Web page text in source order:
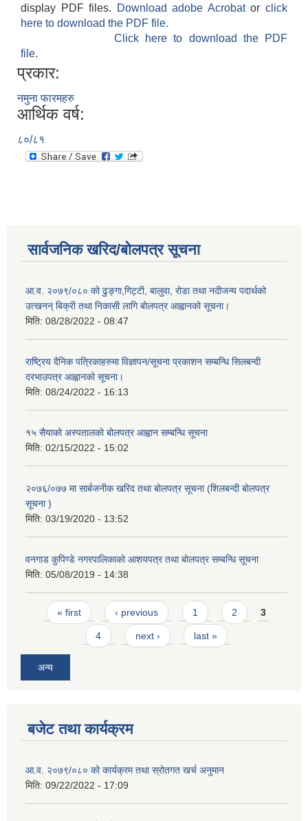
display PDF files.
Download adobe Acrobatorclick
here to download the PDF file.
Click here to download the PDF
file.
प्रकार:
नमुना फारमहरु
आर्थिक वर्ष:
८०/८१
सार्वजनिक खरिद/बोलपत्र सूचना
आ.व. २०७९/०८० को ढुङ्गा,गिट्टी, बालुवा, रोडा तथा नदीजन्य पदार्थको
उत्खनन् बिक्री तथा निकासी लागि बोलपत्र आह्वानको सूचना।
मिति: 08/28/2022 - 08:47
राष्ट्रिय दैनिक पत्रिकाहरुमा विज्ञापन/सूचना प्रकाशन सम्बन्धि सिलबन्दी
दरभाउपत्र आह्वानको सूचना।
मिति: 08/24/2022 - 16:13
१५ सैयाको अस्पतालको बोलपत्र आह्वान सम्बन्धि सूचना
मिति: 02/15/2022 - 15:02
२०७६/०७७ मा सार्बजनीक खरिद तथा बोलपत्र सूचना (शिलबन्दी बोलपत्र
सूचना )
मिति: 03/19/2020 - 13:52
वनगाड कुपिण्डे नगरपालिकाको आशयपत्र तथा बोलपत्र सम्बन्धि सूचना
मिति: 05/08/2019 - 14:38
Pages
« first ‹ previous 1 2 3
4 next › last »
अन्य
बजेट तथा कार्यक्रम
आ.व. २०७९/०८० को कार्यक्रम तथा स्रोतगत खर्च अनुमान
मिति: 09/22/2022 - 17:09